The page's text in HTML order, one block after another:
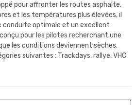
pour affronter les routes asphalte,
et les températures plus élevées, il
conduite optimale et un excellent
pour les pilotes recherchant une
les conditions deviennent sèches.
suivantes : Trackdays, rallye, VHC